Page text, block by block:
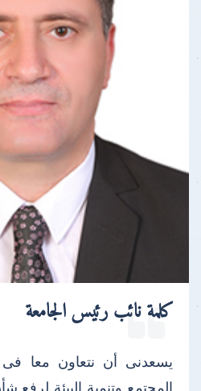
كلمة نائب رئيس الجامعة
يسعدنى أن نتعاون معا فى